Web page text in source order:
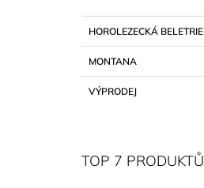
HOROLEZECKÁ BELETRIE
MONTANA
VÝPRODEJ
TOP 7 PRODUKTŮ